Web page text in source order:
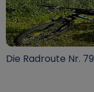
Die Radroute Nr.